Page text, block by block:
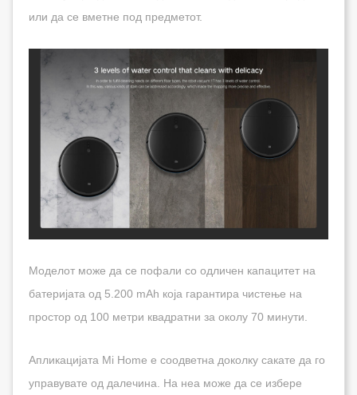
или да се вметне под предметот.
Моделот може да се пофали со одличен капацитет на
батеријата од 5.200 mAh која гарантира чистење на
простор од 100 метри квадратни за околу 70 минути.
Апликацијата Mi Home е соодветна доколку сакате да го
управувате од далечина. На неа може да се избере